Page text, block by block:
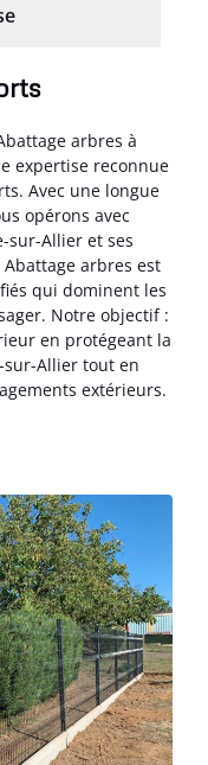
arbres à
expertise reconnue
Avec une longue
opérons avec
sur-Allier et ses
arbres est
qui dominent les
Notre objectif :
en protégeant la
sur-Allier tout en
extérieurs.